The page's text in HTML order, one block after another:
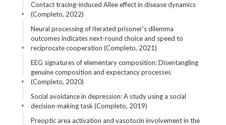
Contact tracing-induced Allee effect in disease dynamics
(Completo, 2022)
+
Neural processing of iterated prisoner's dilemma
outcomes indicates next-round choice and speed to
reciprocate cooperation (Completo, 2021)
+
EEG signatures of elementary composition: Disentangling
genuine composition and expectancy processes
(Completo, 2020)
+
Social avoidance in depression: A study using a social
decision-making task (Completo, 2019)
+
Preoptic area activation and vasotocin involvement in the